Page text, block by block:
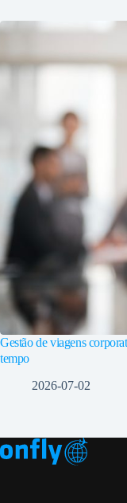
Gestão de viagens
tempo
2026-07-02